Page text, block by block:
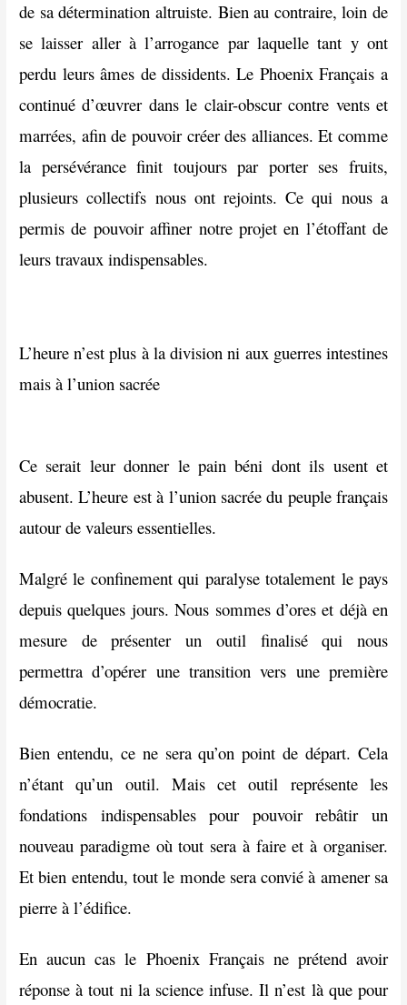
de sa détermination altruiste. Bien au contraire, loin de
se laisser aller à l’arrogance par laquelle tant y ont
perdu leurs âmes de dissidents. Le Phoenix Français a
continué d’œuvrer dans le clair-obscur contre vents et
marrées, afin de pouvoir créer des alliances. Et comme
la persévérance finit toujours par porter ses fruits,
plusieurs collectifs nous ont rejoints. Ce qui nous a
permis de pouvoir affiner notre projet en l’étoffant de
leurs travaux indispensables.
L’heure n’est plus à la division ni aux guerres intestines
mais à l’union sacrée
Ce serait leur donner le pain béni dont ils usent et
abusent. L’heure est à l’union sacrée du peuple français
autour de valeurs essentielles.
Malgré le confinement qui paralyse totalement le pays
depuis quelques jours. Nous sommes d’ores et déjà en
mesure de présenter un outil finalisé qui nous
permettra d’opérer une transition vers une première
démocratie.
Bien entendu, ce ne sera qu’on point de départ. Cela
n’étant qu’un outil. Mais cet outil représente les
fondations indispensables pour pouvoir rebâtir un
nouveau paradigme où tout sera à faire et à organiser.
Et bien entendu, tout le monde sera convié à amener sa
pierre à l’édifice.
En aucun cas le Phoenix Français ne prétend avoir
réponse à tout ni la science infuse. Il n’est là que pour